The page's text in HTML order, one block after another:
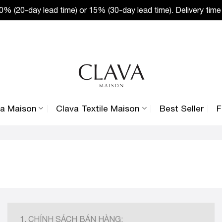
(20-day lead time) or 15% (30-day lead time). Delivery
Maison Clava Textile Maison Best Seller
1. CHÍNH SÁCH BÁN HÀNG: